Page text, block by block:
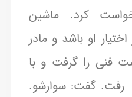
کرد. ماشین
او باشد و مادر
فنی را گرفت و با
گفت: سوارشو.